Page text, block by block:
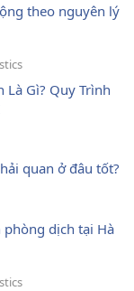
theo nguyên lý
Là Gì? Quy Trình
quan ở đâu tốt?
dịch tại Hà